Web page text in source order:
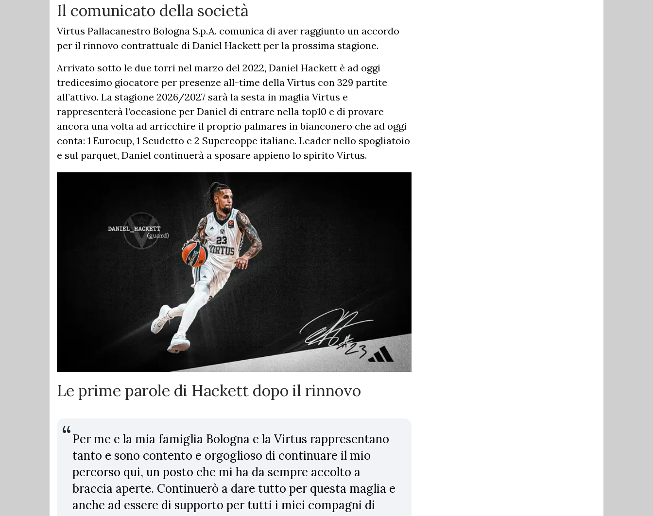
Il comunicato della società
Virtus Pallacanestro Bologna S.p.A. comunica di aver raggiunto un accordo
per il rinnovo contrattuale di Daniel Hackett per la prossima stagione.
Arrivato sotto le due torri nel marzo del 2022, Daniel Hackett è ad oggi
tredicesimo giocatore per presenze all-time della Virtus con 329 partite
all’attivo. La stagione 2026/2027 sarà la sesta in maglia Virtus e
rappresenterà l’occasione per Daniel di entrare nella top10 e di provare
ancora una volta ad arricchire il proprio palmares in bianconero che ad oggi
conta: 1 Eurocup, 1 Scudetto e 2 Supercoppe italiane. Leader nello spogliatoio
e sul parquet, Daniel continuerà a sposare appieno lo spirito Virtus.
Le prime parole di Hackett dopo il rinnovo
Per me e la mia famiglia Bologna e la Virtus rappresentano
tanto e sono contento e orgoglioso di continuare il mio
percorso qui, un posto che mi ha da sempre accolto a
braccia aperte. Continuerò a dare tutto per questa maglia e
anche ad essere di supporto per tutti i miei compagni di